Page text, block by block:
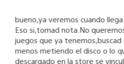
bueno,ya veremos cuando llega
Eso si,tomad nota.No
juegos que ya
menos metiendo el disco o lo
descargado en la store se